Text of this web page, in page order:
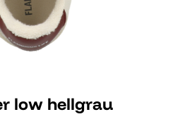
low hellgrau